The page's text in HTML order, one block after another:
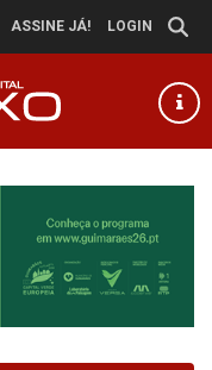
ASSINE JÁ! LOGIN